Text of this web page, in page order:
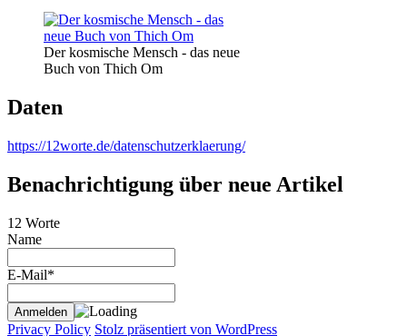
Der kosmische Mensch - das neue
Buch von Thich Om
Daten
https://12worte.de/datenschutzerklaerung/
Benachrichtigung über neue Artikel
12 Worte
Name
E-Mail*
Privacy Policy Stolz präsentiert von WordPress